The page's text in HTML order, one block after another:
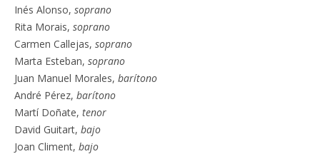
Inés Alonso, soprano
Rita Morais, soprano
Carmen Callejas, soprano
Marta Esteban, soprano
Juan Manuel Morales, barítono
André Pérez, barítono
Martí Doñate, tenor
David Guitart, bajo
Joan Climent, bajo